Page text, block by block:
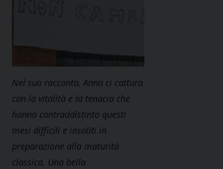
Nel suo racconto, Anna ci cattura
con la vitalità e la tenacia che
hanno contraddistinto questi
mesi difficili e insoliti in
preparazione alla maturità
classica. Una bella